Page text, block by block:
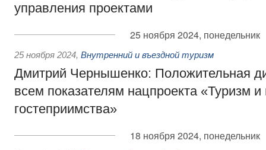
управления проектами
25 ноября 2024, понедельник
25 ноября 2024, Внутренний и въездной туризм
Дмитрий Чернышенко: Положительная
всем показателям нацпроекта «Туризм и
гостеприимства»
18 ноября 2024, понедельник